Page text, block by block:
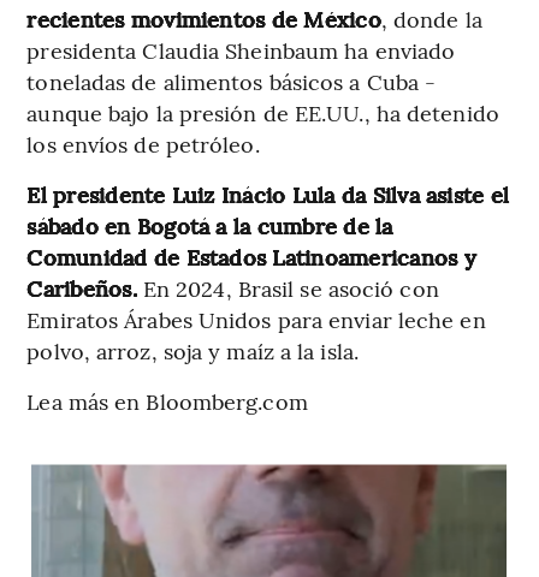
recientes movimientos de México, donde la
presidenta Claudia Sheinbaum ha enviado
toneladas de alimentos básicos a Cuba -
aunque bajo la presión de EE.UU., ha detenido
los envíos de petróleo.
El presidente Luiz Inácio Lula da Silva asiste el
sábado en Bogotá a la cumbre de la
Comunidad de Estados Latinoamericanos y
Caribeños.En 2024, Brasil se asoció con
Emiratos Árabes Unidos para enviar leche en
polvo, arroz, soja y maíz a la isla.
Lea más en Bloomberg.com